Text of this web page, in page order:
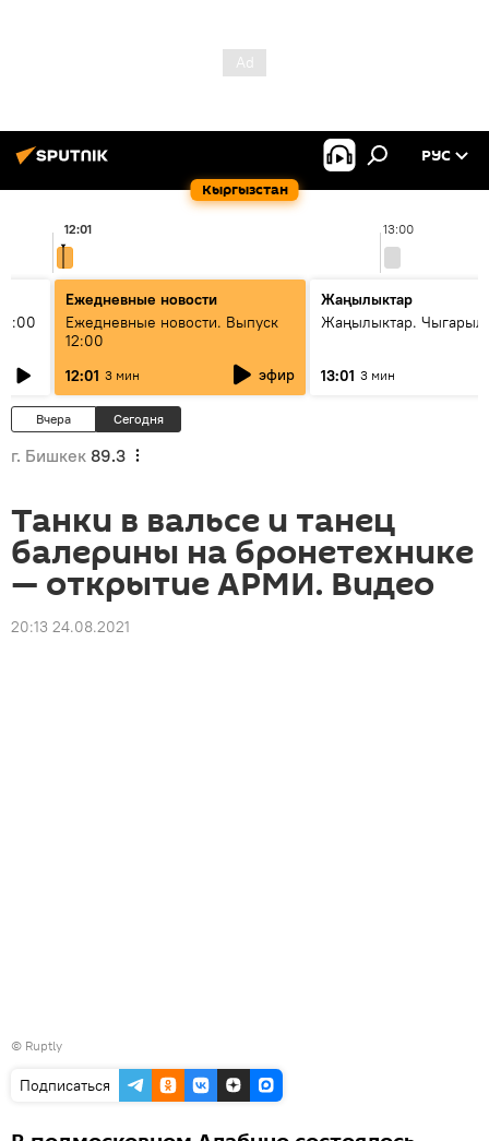
Кыргызстан
РУС
13:00
12:01
Ежедневные новости
Ежедневные новости. Выпуск
12:00
12:01 3 мин эфир
Жаңылыктар
Жаңылыктар.
13:01 3 мин
Вчера Сегодня
г. Бишкек 89.3
Танки в вальсе и танец
балерины на бронетехнике
— открытие АРМИ. Видео
20:13 24.08.2021
© Ruptly
Подписаться